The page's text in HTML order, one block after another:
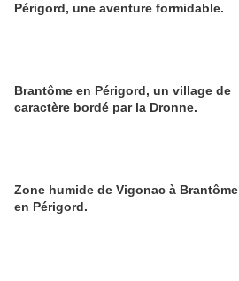
Périgord, une aventure formidable.
Brantôme en Périgord, un village de
caractère bordé par la Dronne.
Zone humide de Vigonac à Brantôme
en Périgord.